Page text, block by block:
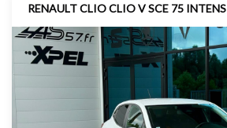
RENAULT CLIO CLIO V SCE 75 INTENS